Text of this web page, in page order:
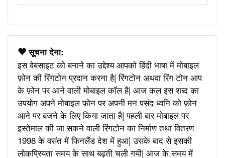
सूचना देना:
इस वेबसाइट को बनाने का उद्देश्य आपको हिंदी भाषा में मोबाइल
फ़ोन की रिंगटोन प्रदान करना है| रिंगटोन अथवा रिंग टोन आप
के फ़ोन पर आने वाली मोबाइल कॉल है| आज कल इस शब्द का
उपयोग अपने मोबाइल फ़ोन पर अपनी मन पसंद ध्वनि को फ़ोन
आने पर बजने के लिए किया जाता है| पहली बार मोबाइल पर
इस्तेमाल की जा सकने वाली रिंगटोन का निर्माण तथा वितरण
1998 के वसंत में फिनलैंड देश में हुआ| उसके बाद से इसकी
लोकप्रियता समय के साथ बढ़ती चली गयी| आज के समय में